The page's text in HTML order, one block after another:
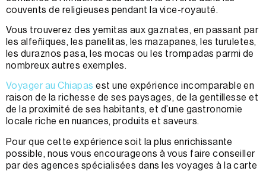
couvents de religieuses pendant la vice-royauté.
Vous trouverez des yemitas aux gaznates, en passant par
les alfeñiques, les panelitas, les mazapanes, les turuletes,
les duraznos pasa, les mocas ou les trompadas parmi de
nombreux autres exemples.
Voyager au Chiapas est une expérience incomparable en
raison de la richesse de ses paysages, de la gentillesse et
de la proximité de ses habitants, et d’une gastronomie
locale riche en nuances, produits et saveurs.
Pour que cette expérience soit la plus enrichissante
possible, nous vous encourageons à vous faire conseiller
par des agences spécialisées dans les voyages à la carte